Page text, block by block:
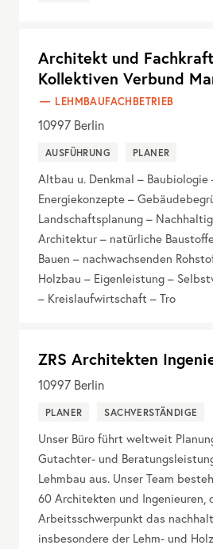
Architekt und
Kollektiven Verbund
LEHMBAUFACHBETRIEB
10997 Berlin
AUSFÜHRUNG PLANER
Altbau u. Denkmal – Baubiologie
Energiekonzepte –
Landschaftsplanung –
Architektur – natürliche
Bauen – nachwachsenden
Holzbau – Eigenleistung –
– Kreislaufwirtschaft – Tro
ZRS Architekten
10997 Berlin
PLANER SACHVERSTÄNDIGE
Unser Büro führt weltweit
Gutachter- und
Lehmbau aus. Unser Team
60 Architekten und Ingenieuren,
Arbeitsschwerpunkt das
insbesondere der Lehm- und